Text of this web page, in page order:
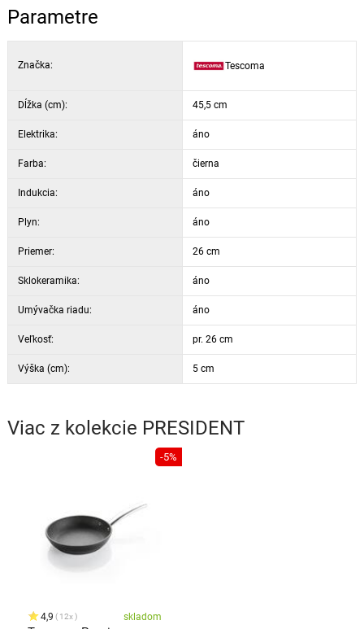
Parametre
Značka: Tescoma
Dĺžka (cm): 45,5 cm
Elektrika: áno
Farba: čierna
Indukcia: áno
Plyn: áno
Priemer: 26 cm
Sklokeramika: áno
Umývačka riadu: áno
Veľkosť: pr. 26 cm
Výška (cm): 5 cm
Viac z kolekcie PRESIDENT
-5%
4,9 12x skladom